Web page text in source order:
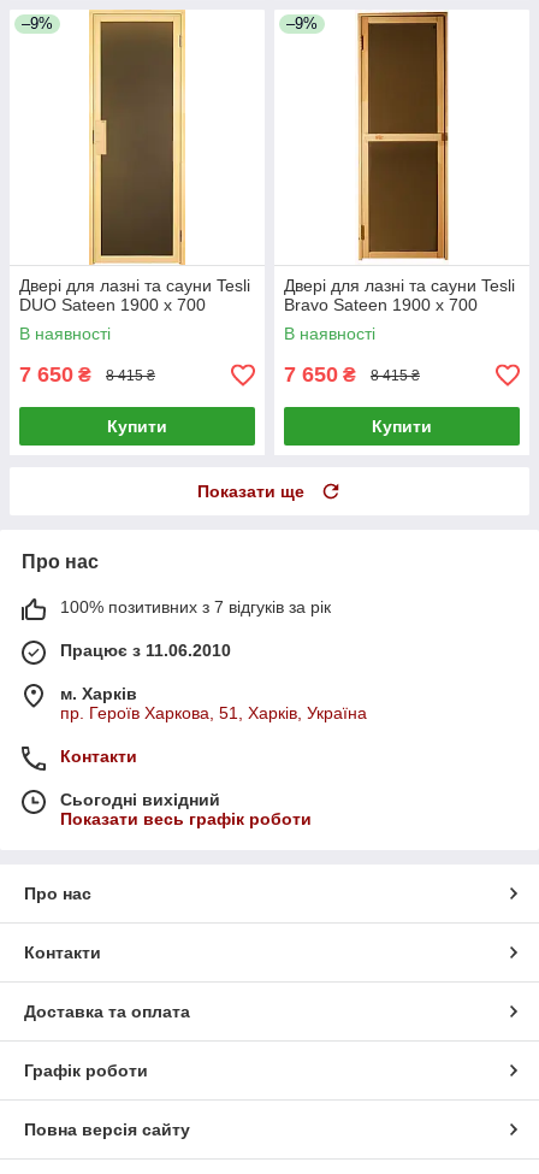
–9%
Двері для лазні та сауни Tesli
DUO Sateen 1900 х 700
В наявності
7 650 ₴ 8 415 ₴
Купити
–9%
Двері для лазні та сауни Tesli
Bravo Sateen 1900 х 700
В наявності
7 650 ₴ 8 415 ₴
Купити
Показати ще
Про нас
100% позитивних з 7 відгуків за рік
Працює з 11.06.2010
м. Харків
пр. Героїв Харкова, 51, Харків, Україна
Контакти
Сьогодні вихідний
Показати весь графік роботи
Про нас
Контакти
Доставка та оплата
Графік роботи
Повна версія сайту